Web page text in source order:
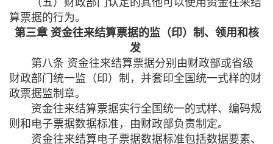
算票据的行为。
第三章 资金往来结算票据的监（印）制、领用和核
发
第八条 资金往来结算票据分别由财政部或省级
财政部门统一监（印）制，并套印全国统一式样的财
政票据监制章。
资金往来结算票据实行全国统一的式样、编码规
则和电子票据数据标准，由财政部负责制定。
资金往来结算电子票据数据标准包括数据要素、